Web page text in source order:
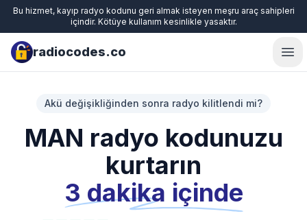
Bu hizmet, kayıp radyo kodunu geri almak isteyen meşru araç sahipleri
içindir. Kötüye kullanım kesinlikle yasaktır.
radiocodes.co
Akü değişikliğinden sonra radyo kilitlendi mi?
MAN radyo kodunuzu
kurtarın
3 dakika içinde